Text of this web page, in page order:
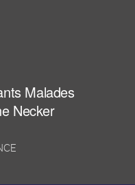
Malades
Necker